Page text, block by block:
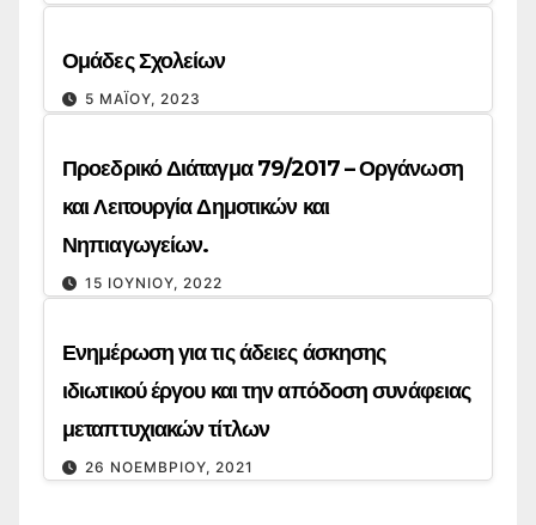
Ομάδες Σχολείων
5 ΜΑΪ́ΟΥ, 2023
Προεδρικό Διάταγμα 79/2017 – Οργάνωση
και Λειτουργία Δημοτικών και
Νηπιαγωγείων.
15 ΙΟΥΝΊΟΥ, 2022
Ενημέρωση για τις άδειες άσκησης
ιδιωτικού έργου και την απόδοση συνάφειας
μεταπτυχιακών τίτλων
26 ΝΟΕΜΒΡΊΟΥ, 2021